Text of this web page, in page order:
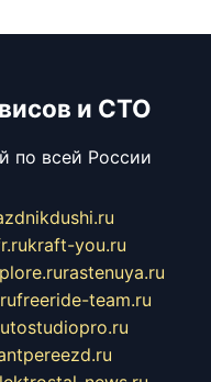
и СТО
по всей России
kraft-you.ru
rastenuya.ru
freeride-team.ru